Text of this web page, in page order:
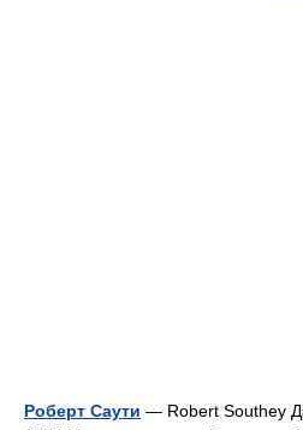
Роберт Саути — Robert Southey